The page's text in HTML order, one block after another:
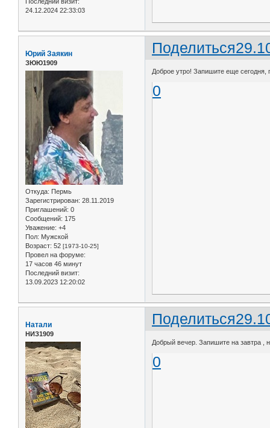
24.12.2024 22:33:03
Поделиться
Юрий Заякин
ЗЮЮ1909
Откуда: Пермь
Зарегистрирован: 28.11.2019
Приглашений: 0
Сообщений: 175
Уважение: +4
Пол: Мужской
Возраст: 52 [1973-10-25]
Провел на форуме:
17 часов 46 минут
Последний визит:
13.09.2023 12:20:02
Доброе утро! Запишите еще сегодня,
0
Поделиться
Натали
НИЗ1909
Добрый вечер. Запишите на завтра ,
0